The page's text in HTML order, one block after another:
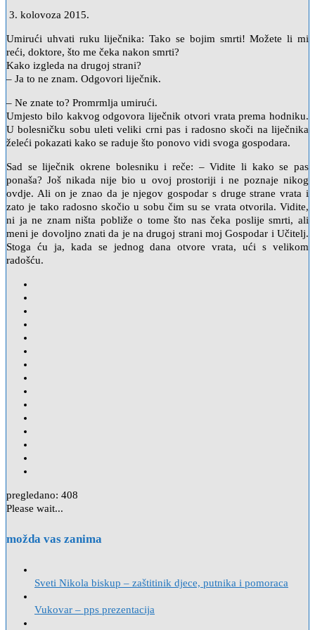
3. kolovoza 2015.
Umirući uhvati ruku liječnika: Tako se bojim smrti! Možete li mi
reći, doktore, što me čeka nakon smrti?
Kako izgleda na drugoj strani?
– Ja to ne znam. Odgovori liječnik.
– Ne znate to? Promrmlja umirući.
Umjesto bilo kakvog odgovora liječnik otvori vrata prema hodniku.
U bolesničku sobu uleti veliki crni pas i radosno skoči na liječnika
želeći pokazati kako se raduje što ponovo vidi svoga gospodara.
Sad se liječnik okrene bolesniku i reče: – Vidite li kako se pas
ponaša? Još nikada nije bio u ovoj prostoriji i ne poznaje nikog
ovdje. Ali on je znao da je njegov gospodar s druge strane vrata i
zato je tako radosno skočio u sobu čim su se vrata otvorila. Vidite,
ni ja ne znam ništa pobliže o tome što nas čeka poslije smrti, ali
meni je dovoljno znati da je na drugoj strani moj Gospodar i Učitelj.
Stoga ću ja, kada se jednog dana otvore vrata, ući s velikom
radošću.
pregledano: 408
Please wait...
možda vas zanima
Sveti Nikola biskup – zaštitinik djece, putnika i pomoraca
Vukovar – pps prezentacija